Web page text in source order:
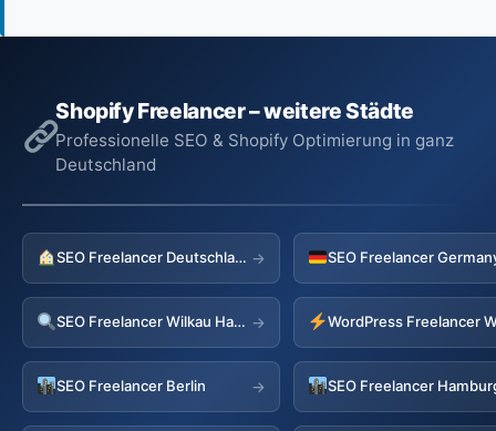
Shopify Freelancer – weitere Städte
Professionelle SEO & Shopify Optimierung in ganz
Deutschland
SEO Freelancer Deutschland →
SEO Freelancer Wilkau Hasslau →
SEO Freelancer Berlin → SEO Freelancer